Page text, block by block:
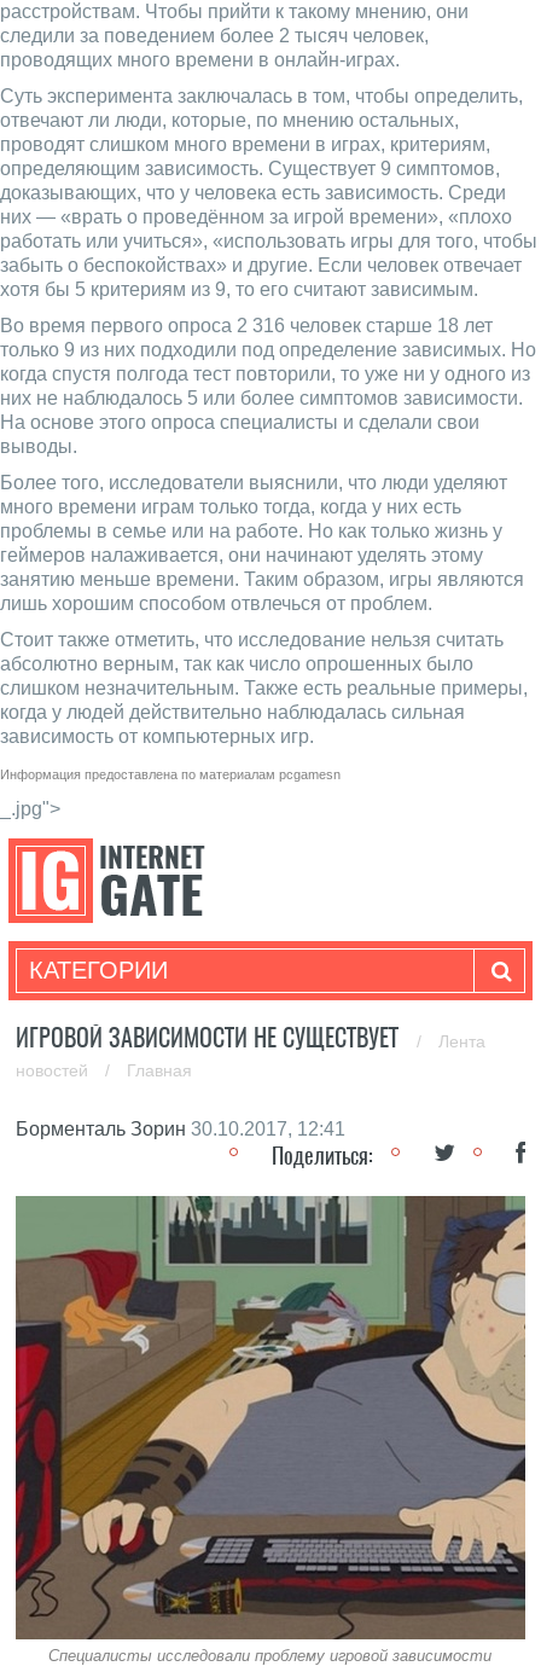
расстройствам. Чтобы прийти к такому мнению, они
следили за поведением более 2 тысяч человек,
проводящих много времени в онлайн-играх.
Суть эксперимента заключалась в том, чтобы определить,
отвечают ли люди, которые, по мнению остальных,
проводят слишком много времени в играх, критериям,
определяющим зависимость. Существует 9 симптомов,
доказывающих, что у человека есть зависимость. Среди
них — «врать о проведённом за игрой времени», «плохо
работать или учиться», «использовать игры для того, чтобы
забыть о беспокойствах» и другие. Если человек отвечает
хотя бы 5 критериям из 9, то его считают зависимым.
Во время первого опроса 2 316 человек старше 18 лет
только 9 из них подходили под определение зависимых. Но
когда спустя полгода тест повторили, то уже ни у одного из
них не наблюдалось 5 или более симптомов зависимости.
На основе этого опроса специалисты и сделали свои
выводы.
Более того, исследователи выяснили, что люди уделяют
много времени играм только тогда, когда у них есть
проблемы в семье или на работе. Но как только жизнь у
геймеров налаживается, они начинают уделять этому
занятию меньше времени. Таким образом, игры являются
лишь хорошим способом отвлечься от проблем.
Стоит также отметить, что исследование нельзя считать
абсолютно верным, так как число опрошенных было
слишком незначительным. Также есть реальные примеры,
когда у людей действительно наблюдалась сильная
зависимость от компьютерных игр.
Информация предоставлена по материалам pcgamesn
_.jpg">
КАТЕГОРИИ
ИГРОВОЙ ЗАВИСИМОСТИ НЕ СУЩЕСТВУЕТ /
Лента
новостей
/ Главная
Борменталь Зорин 30.10.2017, 12:41
Поделиться:
Специалисты исследовали проблему игровой зависимости